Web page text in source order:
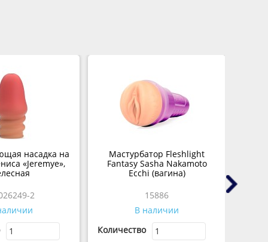
насадка на
«Jeremye»,
2
Мастурбатор Fleshlight
Fantasy Sasha Nakamoto
Ecchi (вагина)
15886
В наличии
Количество